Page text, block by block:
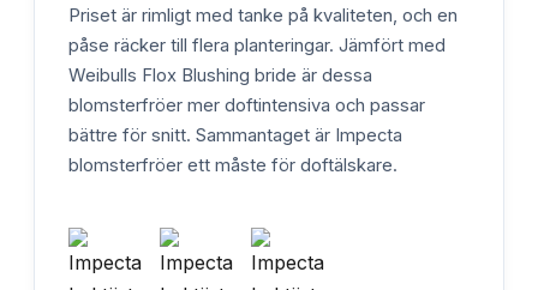
Priset är rimligt med tanke på kvaliteten, och en
påse räcker till flera planteringar. Jämfört med
Weibulls Flox Blushing bride är dessa
blomsterfröer mer doftintensiva och passar
bättre för snitt. Sammantaget är Impecta
blomsterfröer ett måste för doftälskare.